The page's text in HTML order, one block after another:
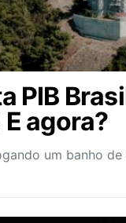
PIB
E agora?
um banho